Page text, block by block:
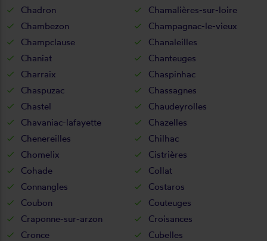
Chadron
Chamalières-sur-loire
Chambezon
Champagnac-le-vieux
Champclause
Chanaleilles
Chaniat
Chanteuges
Charraix
Chaspinhac
Chaspuzac
Chassagnes
Chastel
Chaudeyrolles
Chavaniac-lafayette
Chazelles
Chenereilles
Chilhac
Chomelix
Cistrières
Cohade
Collat
Connangles
Costaros
Coubon
Couteuges
Craponne-sur-arzon
Croisances
Cronce
Cubelles